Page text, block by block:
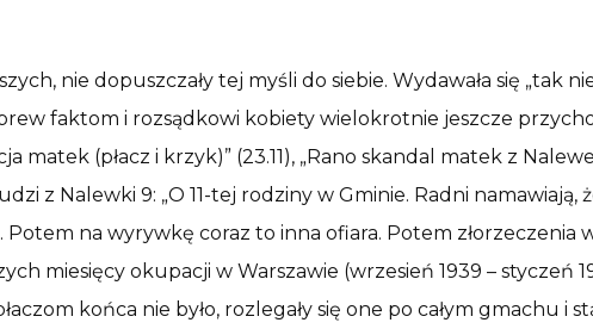
nie dopuszczały tej myśli do siebie. Wydawała się „tak
faktom i rozsądkowi kobiety wielokrotnie jeszcze
matek (płacz i krzyk)” (23.11), „Rano skandal matek z
z Nalewki 9: „O 11-tej rodziny w Gminie. Radni namawiają,
na wyrywkę coraz to inna ofiara. Potem
okupacji w Warszawie (wrzesień 1939 – styczeń
końca nie było, rozlegały się one po całym gmachu i